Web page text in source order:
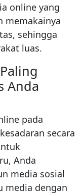
online yang
memakainya
sehingga
luas.
Anda
pada
secara
Anda
media sosial
media dengan